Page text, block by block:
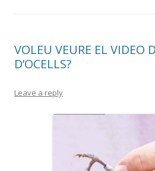
VOLEU VEURE EL VIDEO
D’OCELLS?
Leave a reply